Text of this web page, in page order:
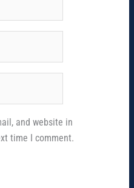
and website in
time I comment.